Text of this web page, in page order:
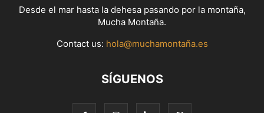
Desde el mar hasta la dehesa pasando por la montaña,
Mucha Montaña.
Contact us: hola@muchamontaña.es
SÍGUENOS